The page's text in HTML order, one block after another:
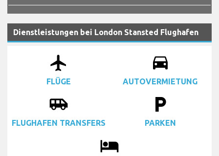
Dienstleistungen bei London Stansted Flughafen
airplanemode_active
FLÜGE
drive_eta
AUTOVERMIETUNG
airport_shuttle
FLUGHAFEN TRANSFERS
local_parking
PARKEN
local_hotel